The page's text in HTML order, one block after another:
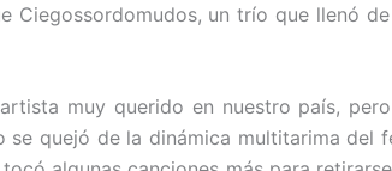
Ciegossordomudos, un trío que llenó
muy querido en nuestro país,
se quejó de la dinámica multitarima